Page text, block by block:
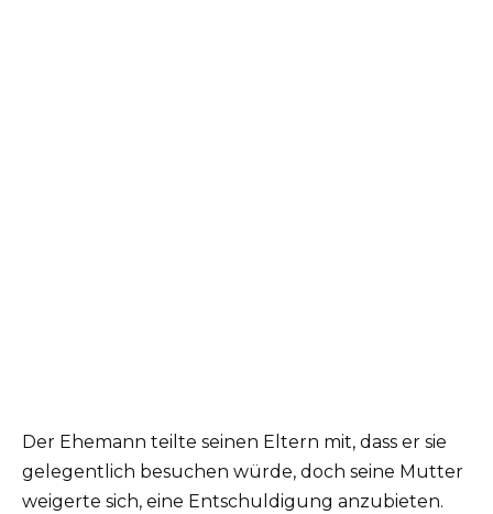
Der Ehemann teilte seinen Eltern mit, dass er sie
gelegentlich besuchen würde, doch seine Mutter
weigerte sich, eine Entschuldigung anzubieten.